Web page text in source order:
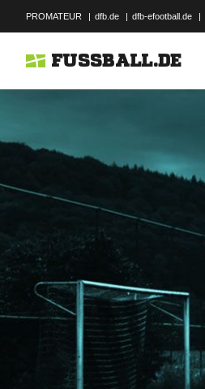
PROMATEUR | dfb.de | dfb-efootball.de |
FUSSBALL.DE